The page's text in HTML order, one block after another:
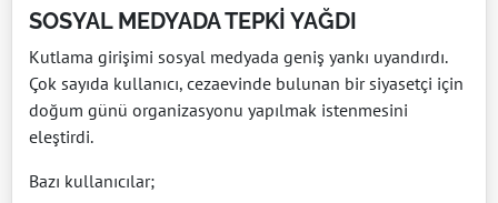
SOSYAL MEDYADA TEPKİ YAĞDI
Kutlama girişimi sosyal medyada geniş yankı uyandırdı.
Çok sayıda kullanıcı, cezaevinde bulunan bir siyasetçi için
doğum günü organizasyonu yapılmak istenmesini
eleştirdi.
Bazı kullanıcılar;